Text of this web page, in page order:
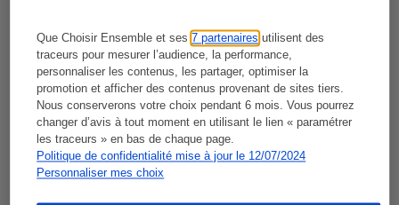
Que Choisir Ensemble et ses7 partenaires utilisent des
traceurs pour mesurer l’audience, la performance,
personnaliser les contenus, les partager, optimiser la
promotion et afficher des contenus provenant de sites tiers.
Nous conserverons votre choix pendant 6 mois. Vous pourrez
changer d’avis à tout moment en utilisant le lien « paramétrer
les traceurs » en bas de chaque page.
Politique de confidentialité mise à jour le 12/07/2024
Personnaliser mes choix